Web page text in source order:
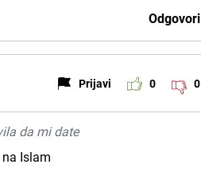
Odgovori
Prijavi 0 0
da mi date
Islam